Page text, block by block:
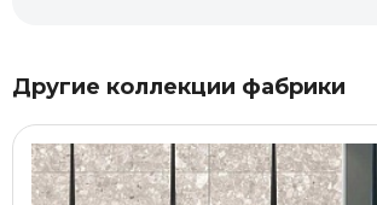
Другие коллекции фабрики